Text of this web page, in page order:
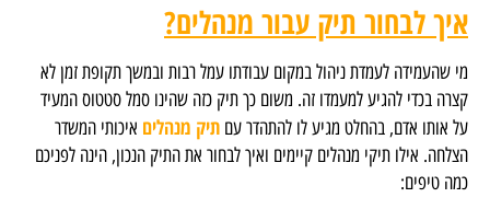
איך לבחור תיק עבור מנהלים?
מי שהעמידה לעמדת ניהול במקום עבודתו עמל רבות ובמשך תקופת זמן לא
קצרה בכדי להגיע למעמדו זה. משום כך תיק כזה שהינו סמל סטטוס המעיד
על אותו אדם, בהחלט מגיע לו להתהדר עם תיק מנהלים איכותי המשדר
הצלחה. אילו תיקי מנהלים קיימים ואיך לבחור את התיק הנכון, הינה לפניכם
כמה טיפים: